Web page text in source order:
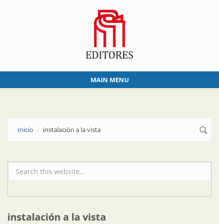
MAIN MENU
Inicio instalación a la vista
Formulario de búsqueda
instalación a la vista